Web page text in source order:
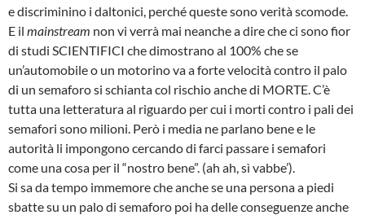
e discriminino i daltonici, perché queste sono verità scomode.
E il mainstream non vi verrà mai neanche a dire che ci sono fior
di studi SCIENTIFICI che dimostrano al 100% che se
un’automobile o un motorino va a forte velocità contro il palo
di un semaforo si schianta col rischio anche di MORTE. C’è
tutta una letteratura al riguardo per cui i morti contro i pali dei
semafori sono milioni. Però i media ne parlano bene e le
autorità li impongono cercando di farci passare i semafori
come una cosa per il “nostro bene”. (ah ah, sì vabbe’).
Si sa da tempo immemore che anche se una persona a piedi
sbatte su un palo di semaforo poi ha delle conseguenze anche